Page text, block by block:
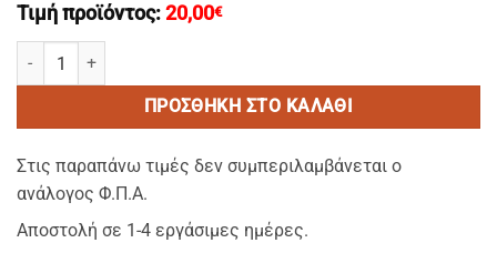
Τιμή προϊόντος: 20,00€
SOLERO μαλακτικό ρούχων με αρωμα μπουκετο λουλουδιων 4L
ΠΡΟΣΘΉΚΗ ΣΤΟ ΚΑΛΆΘΙ
Στις παραπάνω τιμές δεν συμπεριλαμβάνεται ο
ανάλογος Φ.Π.Α.
Αποστολή σε 1-4 εργάσιμες ημέρες.